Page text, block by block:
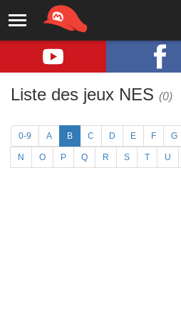
Liste des jeux NES (0)
0-9 A B C D E F G
N O P Q R S T U